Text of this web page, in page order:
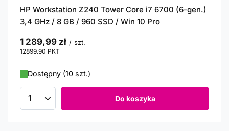
HP Workstation Z240 Tower Core i7 6700 (6-gen.)
3,4 GHz / 8 GB / 960 SSD / Win 10 Pro
1 289,99 zł / szt.
12899.90 PKT
Dostępny (10 szt.)
Ilość produktów Do koszyka